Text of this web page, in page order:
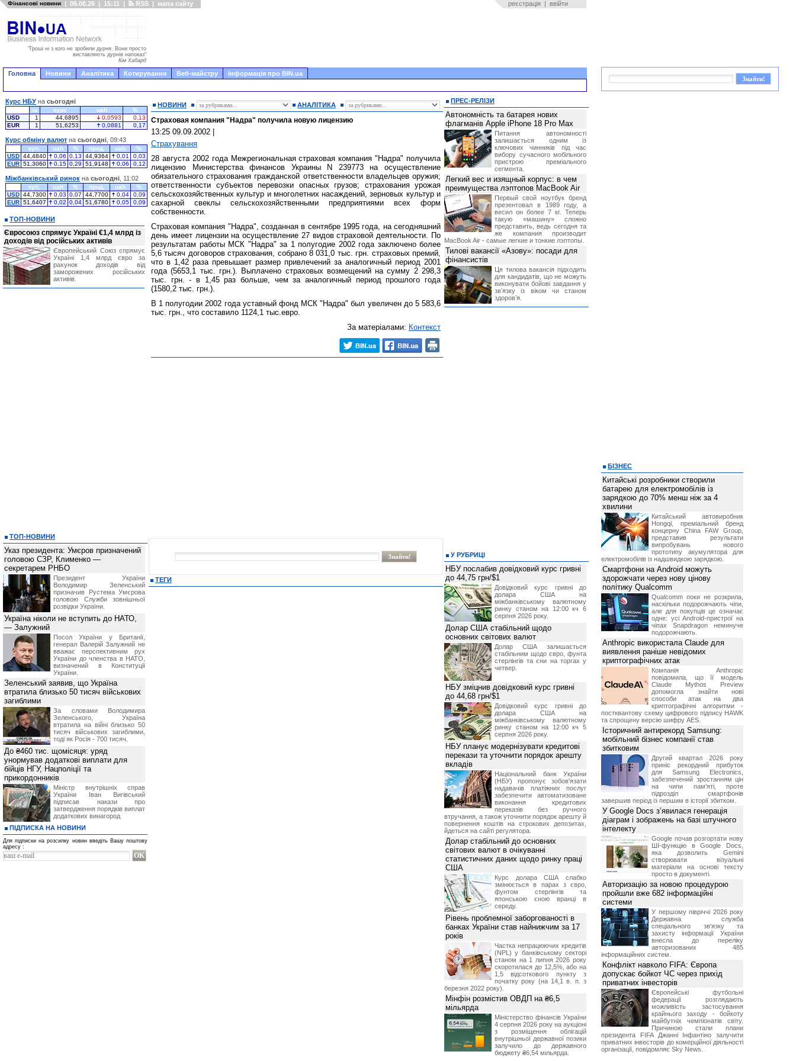
Фінансові новини | 06.08.26 | 15:11 | RSS | мапа сайту реєстрація | ввійти
"Гроші ні з кого не зробили дурня. Вони просто
виставляють дурнів напоказ"
Кім Хабард
Головна Новини Аналітика Котирування Веб-майстру Інформація про BIN.ua
НОВИНИ АНАЛІТИКА
Страховая компания "Надра" получила новую лицензию
13:25 09.09.2002
Страхування
28 августа 2002 года Межрегиональная страховая компания "Надра" получила
лицензию Министерства финансов Украины N 239773 на осуществление
обязательного страхования гражданской ответственности владельцев оружия;
ответственности субъектов перевозки опасных грузов; страхования урожая
сельскохозяйственных культур и многолетних насаждений, зерновых культур и
сахарной свеклы сельскохозяйственными предприятиями всех форм
собственности.
Страховая компания "Надра", созданная в сентябре 1995 года, на сегодняшний
день имеет лицензии на осуществление 27 видов страховой деятельности. По
результатам работы МСК "Надра" за 1 полугодие 2002 года заключено более
5,6 тысяч договоров страхования, собрано 8 031,0 тыс. грн. страховых премий,
что в 1,42 раза превышает размер привлечений за аналогичный период 2001
года (5653,1 тыс. грн.). Выплачено страховых возмещений на сумму 2 298,3
тыс. грн. - в 1,45 раз больше, чем за аналогичный период прошлого года
(1580,2 тыс. грн.).
В 1 полугодии 2002 года уставный фонд МСК "Надра" был увеличен до 5 583,6
тыс. грн., что составило 1124,1 тыс.евро.
За матеріалами: Контекст
ТЕГИ
Курс НБУ на сьогодні
за курс uah
%
USD
1 44,6895 0,0593
0,13
EUR
1 51,6253 0,0881 0,17
Курс обміну валют на сьогодні , 09:43
куп. uah % прод. uah
%
USD 44,4840 0,06 0,13 44,9364 0,01
0,03
EUR 51,3060 0,15 0,29 51,9148 0,06 0,12
Міжбанківський ринок на сьогодні , 11:02
куп. uah % прод. uah
%
USD 44,7300 0,03 0,07 44,7700 0,04
0,09
EUR 51,6407 0,02 0,04 51,6780 0,05 0,09
ТОП-НОВИНИ
Євросоюз спрямує Україні €1,4 млрд із
доходів від російських активів
Європейський Союз спрямує
Україні 1,4 млрд євро за
рахунок доходів від
заморожених російських
активів.
ТОП-НОВИНИ
Указ президента: Умєров призначений
головою СЗР, Клименко —
секретарем РНБО
Президент України
Володимир Зеленський
призначив Pустема Умєрова
головою Служби зовнішньої
розвідки України.
Україна ніколи не вступить до НАТО,
— Залужний
Посол України у Британії,
генерал Валерій Залужний не
вважає перспективним рух
України до членства в НАТО,
визначений в Конституції
України.
Зеленський заявив, що Україна
втратила близько 50 тисяч військових
загиблими
За словами Володимира
Зеленського, Україна
втратила на війні близько 50
тисяч військових загиблими,
тоді як Росія - 700 тисяч.
До ₴460 тис. щомісяця: уряд
унормував додаткові виплати для
бійців НГУ, Нацполіції та
прикордонників
Міністр внутрішніх справ
України Іван Вигівський
підписав накази про
затвердження порядків виплат
додаткових винагород
ПІДПИСКА НА НОВИНИ
Для підписки на розсилку новин введіть Вашу поштову
адресу :
ПРЕС-РЕЛІЗИ
Автономність та батарея нових
флагманів Apple iPhone 18 Pro Max
Питання автономності
залишається одним із
ключових чинників під час
вибору сучасного мобільного
пристрою преміального
сегмента.
Легкий вес и изящный корпус: в чем
преимущества лэптопов MacBook Air
Первый свой ноутбук бренд
презентовал в 1989 году, а
весил он более 7 кг. Теперь
такую «машину» сложно
представить, ведь сегодня та
же компания производит
MacBook Air - самые легкие и тонкие лэптопы.
Тилові вакансії «Азову»: посади для
фінансистів
Ця тилова вакансія підходить
для кандидатів, що не можуть
виконувати бойові завдання у
звʼязку із віком чи станом
здоровʼя.
У РУБРИЦІ
НБУ послабив довідковий курс гривні
до 44,75 грн/$1
Довідковий курс гривні до
долара США на
міжбанківському валютному
ринку станом на 12:00 кч 6
серпня 2026 року.
Долар США стабільний щодо
основних світових валют
Долар США залишається
стабільним щодо євро, фунта
стерлінгів та єни на торгах у
четвер.
НБУ зміцнив довідковий курс гривні
до 44,68 грн/$1
Довідковий курс гривні до
долара США на
міжбанківському валютному
ринку станом на 12:00 кч 5
серпня 2026 року.
НБУ планує модернізувати кредитові
перекази та уточнити порядок арешту
вкладів
Національний банк України
(НБУ) пропонує зобов'язати
надавачів платіжних послуг
забезпечити автоматизоване
виконання кредитових
переказів без ручного
втручання, а також уточнити порядок арешту й
повернення коштів на строкових депозитах,
йдеться на сайті регулятора.
Долар стабільний до основних
світових валют в очікуванні
статистичних даних щодо ринку праці
США
Курс долара США слабко
змінюється в парах з євро,
фунтом стерлінгів та
японською єною вранці в
середу.
Рівень проблемної заборгованості в
банках України став найнижчим за 17
років
Частка непрацюючих кредитів
(NPL) у банківському секторі
станом на 1 липня 2026 року
скоротилася до 12,5%, або на
1,5 відсоткового пункту з
початку року (на 14,1 в. п. з
березня 2022 року).
Мінфін розмістив ОВДП на ₴6,5
мільярда
Міністерство фінансів України
4 серпня 2026 року на аукціоні
з розміщення облігацій
внутрішньої державної позики
залучило до державного
бюджету ₴6,54 мільярда.
БІЗНЕС
Китайські розробники створили
батарею для електромобілів із
зарядкою до 70% менш ніж за 4
хвилини
Китайський автовиробник
Hongqi, преміальний бренд
концерну China FAW Group,
представив результати
випробувань нового
прототипу акумулятора для
електромобілів із надшвидкою зарядкою.
Смартфони на Android можуть
здорожчати через нову цінову
політику Qualcomm
Qualcomm поки не розкрила,
наскільки подорожчають чіпи,
але для покупців це означає
одне: усі Android-пристрої на
чіпах Snapdragon неминуче
подорожчають.
Anthropic використала Claude для
виявлення раніше невідомих
криптографічних атак
Компанія Anthropic
повідомила, що її модель
Claude Mythos Preview
допомогла знайти нові
способи атак на два
криптографічні алгоритми -
постквантову схему цифрового підпису HAWK
та спрощену версію шифру AES.
Історичний антирекорд Samsung:
мобільний бізнес компанії став
збитковим
Другий квартал 2026 року
приніс рекордний прибуток
для Samsung Electronics,
забезпечений зростанням цін
на чипи пам'яті, проте
підрозділ смартфонів
завершив період із першим в історії збитком.
У Google Docs з’явилася генерація
діаграм і зображень на базі штучного
інтелекту
Google почав розгортати нову
ШІ-функцію в Google Docs,
яка дозволить Gemini
створювати візуальні
матеріали на основі тексту
просто в документі.
Авторизацію за новою процедурою
пройшли вже 682 інформаційні
системи
У першому півріччі 2026 року
Державна служба
спеціального зв'язку та
захисту інформації України
внесла до переліку
авторизованих 485
інформаційних систем.
Конфлікт навколо FIFA: Європа
допускає бойкот ЧС через прихід
приватних інвесторів
Європейські футбольні
федерації розглядають
можливість застосування
крайнього заходу - бойкоту
майбутніх чемпіонатів світу.
Причиною стали плани
президента FIFA Джанні Інфантіно залучити
приватних інвесторів до комерційної діяльності
організації, повідомляє Sky News.